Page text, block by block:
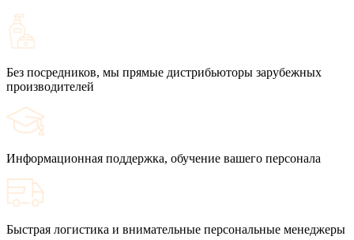
Без посредников, мы прямые дистрибьюторы зарубежных
производителей
Информационная поддержка, обучение вашего персонала
Быстрая логистика и внимательные персональные менеджеры